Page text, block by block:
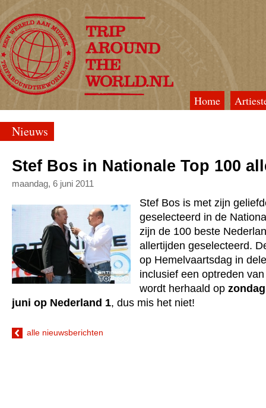
Home
Nieuws
Stef Bos in Nationale Top 100
maandag, 6 juni 2011
Stef Bos is met zijn
geselecteerd in de
zijn de 100 beste
allertijden geselecteerd.
op Hemelvaartsdag in
inclusief een optreden
wordt herhaald op
juni op Nederland 1, dus mis het niet!
alle nieuwsberichten